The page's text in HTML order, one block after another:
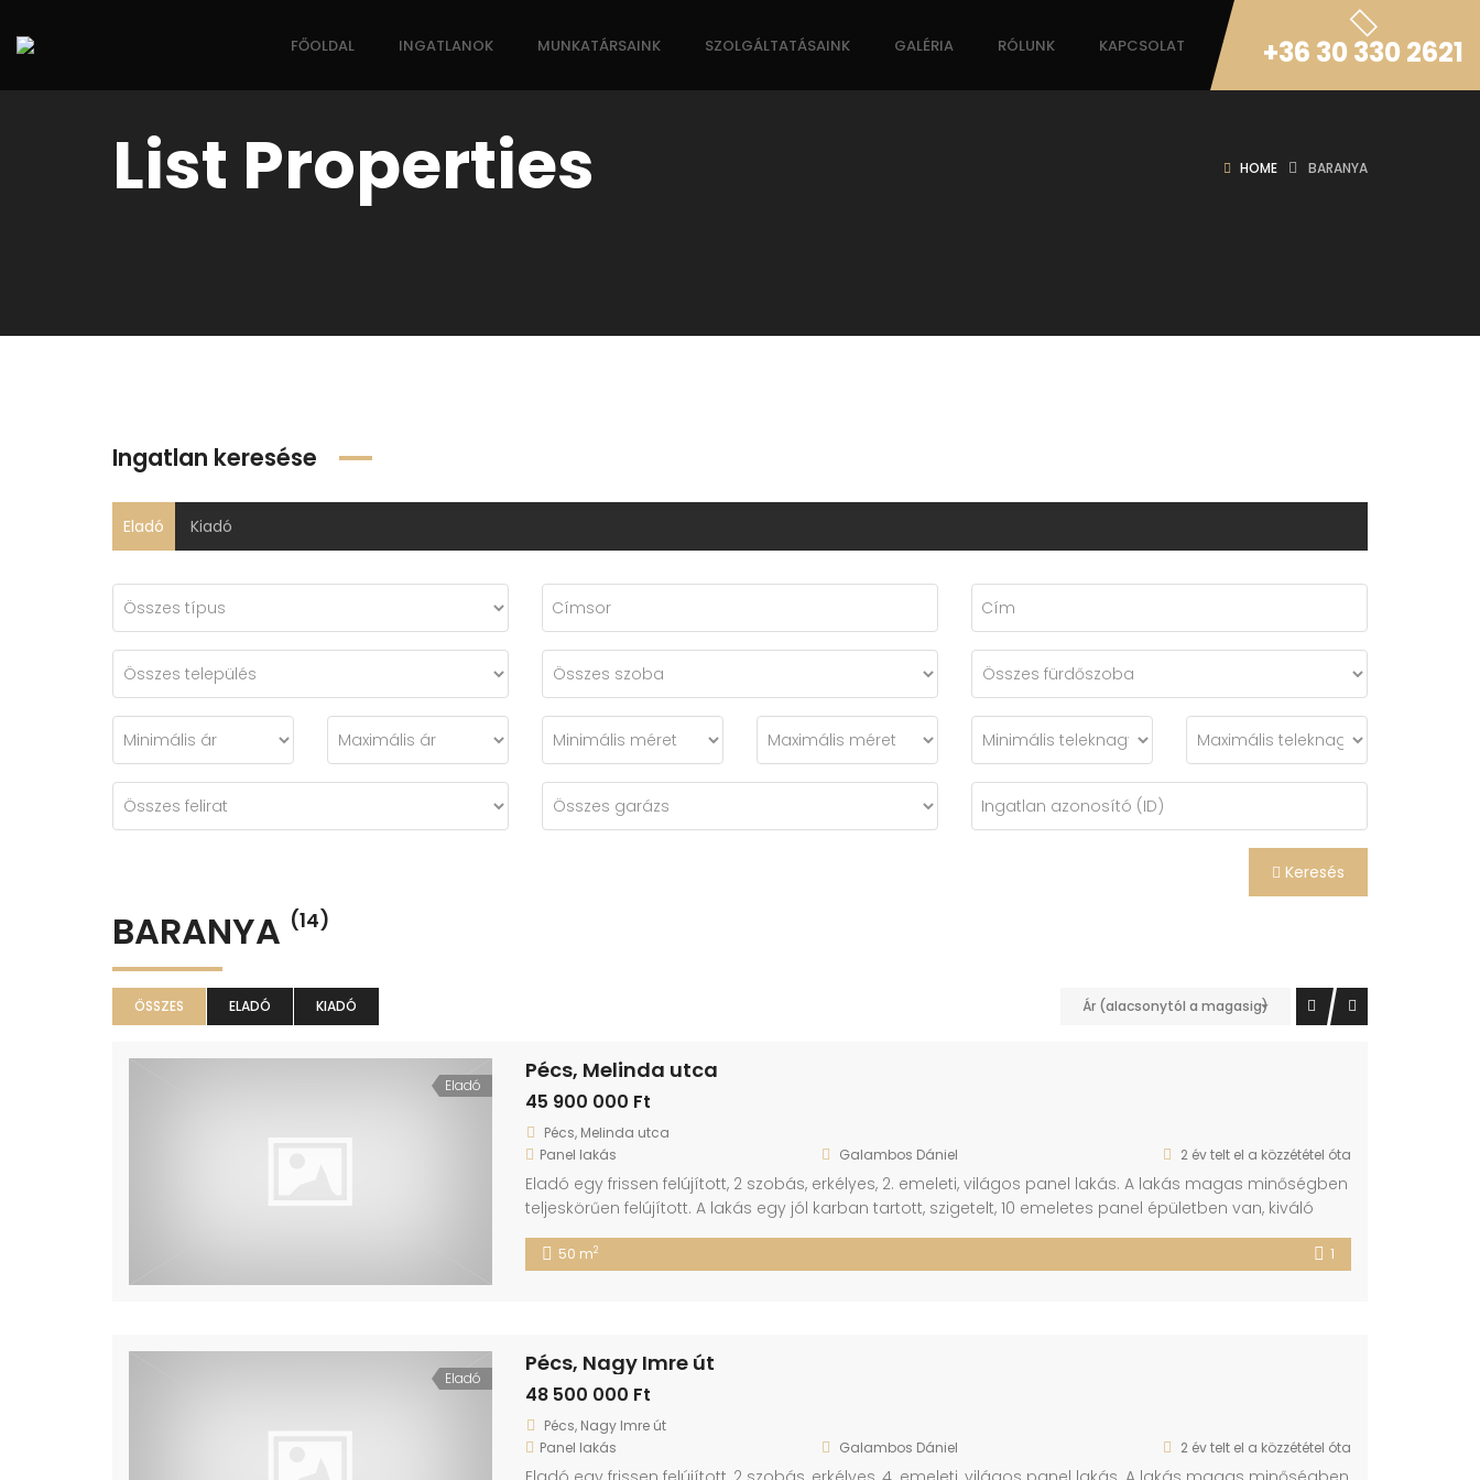
FŐOLDAL INGATLANOK MUNKATÁRSAINK SZOLGÁLTATÁSAINK GALÉRIA RÓLUNK KAPCSOLAT +36 30 330 2621
List Properties HOME BARANYA
Ingatlan keresése
Eladó Kiadó
Keresés
BARANYA (14)
ÖSSZES ELADÓ KIADÓ Ár (alacsonytól a magasig)
Eladó
Pécs, Melinda utca
45 900 000 Ft
Pécs, Melinda utca
Panel lakás
Galambos Dániel 2 év telt el a közzététel óta
Eladó egy frissen felújított, 2 szobás, erkélyes, 2. emeleti, világos panel lakás. A lakás magas minőségben
teljeskörűen felújított. A lakás egy jól karban tartott, szigetelt, 10 emeletes panel épületben van, kiváló
lakóközösséggel. Frekventált lokációjának köszönhetően a közelben minden fontos szolgáltató és
buszmegállók is megtalálhatóak. A felújítás magába foglalja: -Külső és belső nyílászárók cseréje
50 m2 1
Eladó
Pécs, Nagy Imre út
48 500 000 Ft
Pécs, Nagy Imre út
Panel lakás
Galambos Dániel 2 év telt el a közzététel óta